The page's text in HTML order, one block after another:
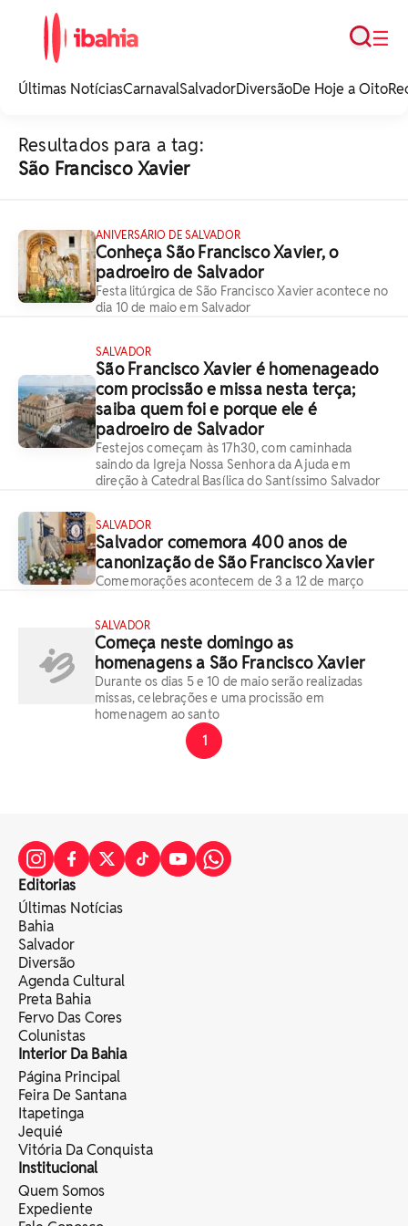
noticias e
☰
Busca
Últimas NotíciasCarnavalSalvadorDiversãoDe Hoje a Oito
Resultados para a tag:
São Francisco Xavier
ANIVERSÁRIO DE SALVADOR
Conheça São Francisco Xavier, o
padroeiro de Salvador
Festa litúrgica de São Francisco Xavier acontece no
dia 10 de maio em Salvador
SALVADOR
São Francisco Xavier é homenageado
com procissão e missa nesta terça;
saiba quem foi e porque ele é
padroeiro de Salvador
Festejos começam às 17h30, com caminhada
saindo da Igreja Nossa Senhora da Ajuda em
direção à Catedral Basílica do Santíssimo Salvador
SALVADOR
Salvador comemora 400 anos de
canonização de São Francisco Xavier
Comemorações acontecem de 3 a 12 de março
SALVADOR
Começa neste domingo as
homenagens a São Francisco Xavier
Durante os dias 5 e 10 de maio serão realizadas
missas, celebrações e uma procissão em
homenagem ao santo
1
Editorias
Últimas Notícias
Bahia
Salvador
Diversão
Agenda Cultural
Preta Bahia
Fervo Das Cores
Colunistas
Interior Da Bahia
Página Principal
Feira De Santana
Itapetinga
Jequié
Vitória Da Conquista
Institucional
Quem Somos
Expediente